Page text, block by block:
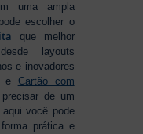
uma ampla
escolher o
que melhor
layouts
e inovadores
e Cartão com
de um
você pode
prática e